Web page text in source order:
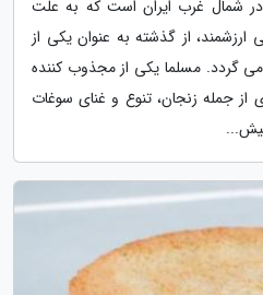
شمال غرب ایران است که به علت
ارزشمند، از گذشته به عنوان یکی از
می گردد. مسلما یکی از مجذوب کننده
جمله زنجان، تنوع و غنای سوغات